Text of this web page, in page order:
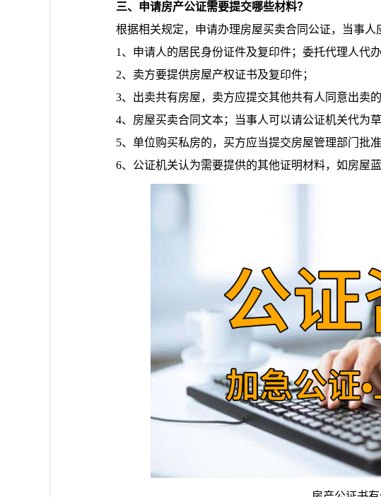
三、申请房产公证需要提交哪些材料？
根据相关规定，申请办理房屋买卖合同公证，当事人
1、申请人的居民身份证件及复印件；委托代理人代办
2、卖方要提供房屋产权证书及复印件；
3、出卖共有房屋，卖方应提交其他共有人同意出卖的
4、房屋买卖合同文本；当事人可以请公证机关代为草
5、单位购买私房的，买方应当提交房屋管理部门批准
6、公证机关认为需要提供的其他证明材料，如房屋蓝